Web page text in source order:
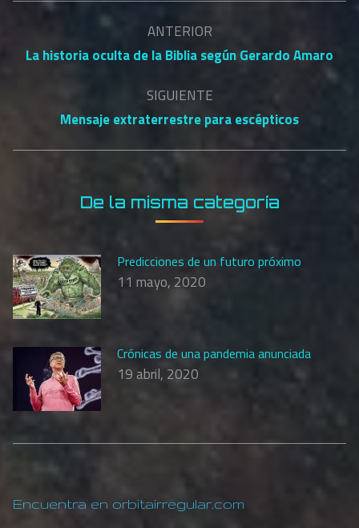
Navegación
entre
publicaciones
ANTERIOR
Publicación
La historia oculta de la Biblia según Gerardo Amaro
SIGUIENTE
Publicación
Mensaje extraterrestre para escépticos
De la misma categoría
Predicciones de un futuro próximo
11 mayo, 2020
Crónicas de una pandemia anunciada
19 abril, 2020
Encuentra en orbitairregular.com